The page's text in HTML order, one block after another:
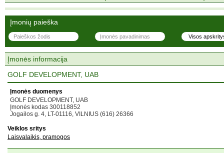
Įmonių paieška
Įmonės informacija
GOLF DEVELOPMENT, UAB
Įmonės duomenys
GOLF DEVELOPMENT, UAB
Įmonės kodas 300118852
Jogailos g. 4, LT-01116, VILNIUS (616) 26366
Veiklos sritys
Laisvalaikis, pramogos